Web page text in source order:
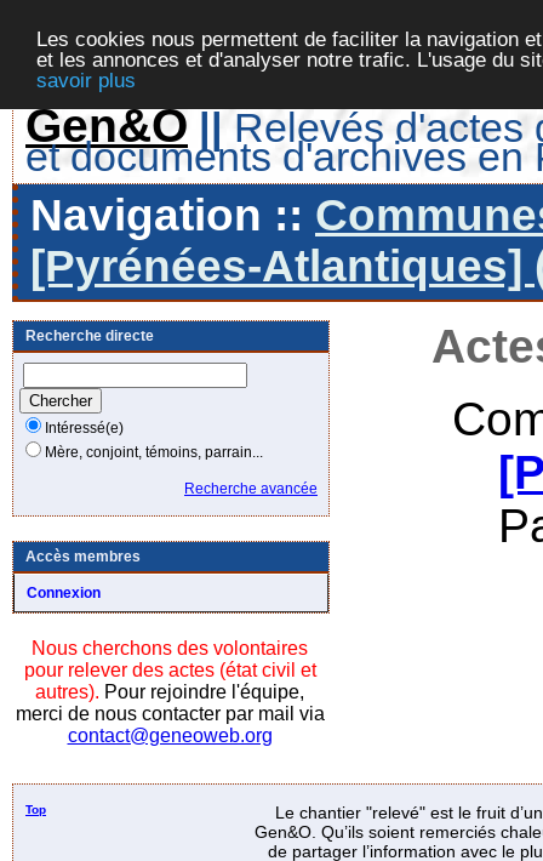
Les cookies nous permettent de faciliter la navigation
et les annonces et d'analyser notre trafic. L'usage du
savoir plus
Gen&O || Relevés d'actes
et documents d'archives en
Navigation ::
[Pyrénées-Atlantiques]
Recherche directe
Intéressé(e)
Mère, conjoint, témoins, parrain...
Recherche avancée
Accès membres
Connexion
Nous cherchons des volontaires
pour relever des actes (état civil et
autres). Pour rejoindre l'équipe,
merci de nous contacter par mail via
contact@geneoweb.org
Top
Le chantier "relevé" est le fruit
Gen&O. Qu’ils soient remerciés
de partager l’information avec le